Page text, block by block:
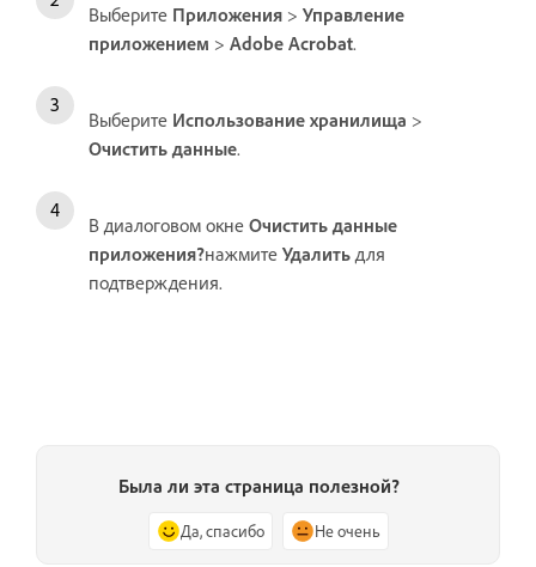
Выберите Приложения > Управление
приложением > Adobe Acrobat.
Выберите Использование хранилища >
Очистить данные.
В диалоговом окне Очистить данные
приложения?нажмите Удалить для
подтверждения.
Была ли эта страница полезной?
Да, спасибо Не очень